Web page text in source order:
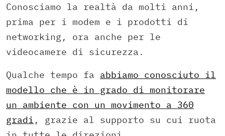
Conosciamo la realtà da molti anni,
prima per i modem e i prodotti di
networking, ora anche per le
videocamere di sicurezza.
Qualche tempo fa abbiamo conosciuto il
modello che è in grado di monitorare
un ambiente con un movimento a 360
gradi , grazie al supporto su cui ruota